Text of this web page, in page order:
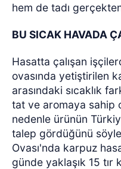
hem de tadı
BU SICAK HAVADA
Hasatta çalışan
ovasında yetiştirilen
arasındaki sıcaklık
tat ve aromaya sahip
nedenle ürünün
talep gördüğünü
Ovası'nda karpuz
günde yaklaşık 15